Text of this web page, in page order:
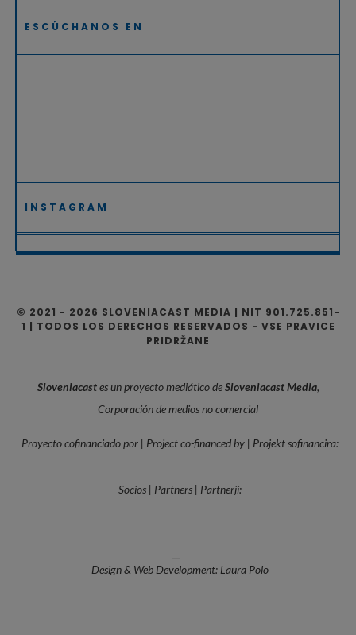
ESCÚCHANOS EN
INSTAGRAM
© 2021 - 2026 SLOVENIACAST MEDIA | NIT 901.725.851-
1 | TODOS LOS DERECHOS RESERVADOS - VSE PRAVICE
PRIDRŽANE
Sloveniacastes un proyecto mediático deSloveniacast Media,
Corporación de medios no comercial
Proyecto cofinanciado por | Project co-financed by | Projekt sofinancira:
Socios | Partners | Partnerji:
—
Design & Web Development: Laura Polo